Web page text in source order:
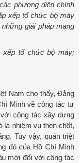
phương diện chính
xếp tổ chức bộ máy
giải pháp mang
xếp tổ chức bộ máy;
Nam cho thấy, Đảng
Minh về công tác tư
công tác xây dựng
là nhiệm vụ then chốt,
Tuy vậy, quán triệt
đó của Hồ Chí Minh
mới đối với công tác